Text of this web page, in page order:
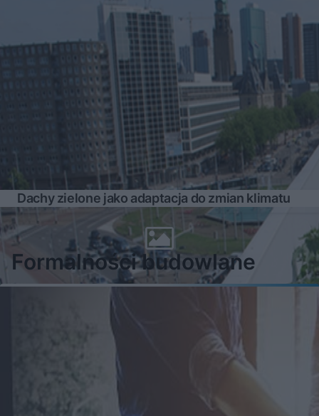
Dachy zielone jako adaptacja do zmian klimatu
Formalności budowlane